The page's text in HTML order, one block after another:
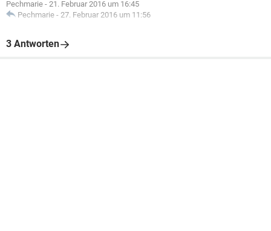
Pechmarie - 21. Februar 2016 um 16:45
Pechmarie - 27. Februar 2016 um 11:56
3 Antworten